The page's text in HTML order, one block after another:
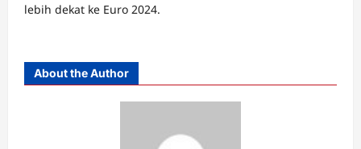
lebih dekat ke Euro 2024.
About the Author